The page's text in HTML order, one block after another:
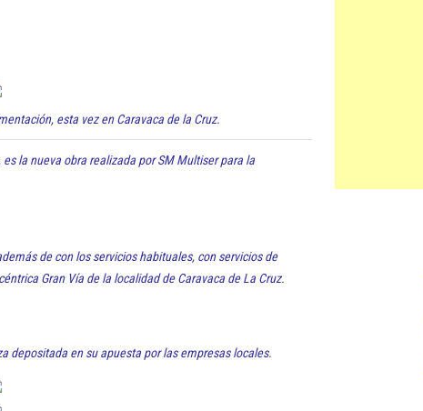
esta vez en Caravaca de la Cruz.
la nueva obra realizada por SM Multiser para la
de con los servicios habituales, con servicios de
Gran Vía de la localidad de Caravaca de La Cruz.
depositada en su apuesta por las empresas locales.